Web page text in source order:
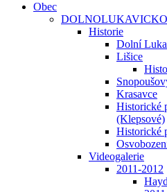
Obec
DOLNOLUKAVICKO
Historie
Dolní
Lišice
Krasavce
Historické
(Klepsové)
Historické
Videogalerie
2011-2012